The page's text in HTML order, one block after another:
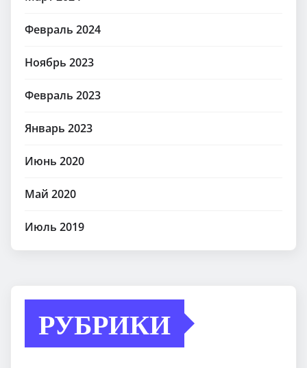
Февраль 2024
Ноябрь 2023
Февраль 2023
Январь 2023
Июнь 2020
Май 2020
Июль 2019
РУБРИКИ